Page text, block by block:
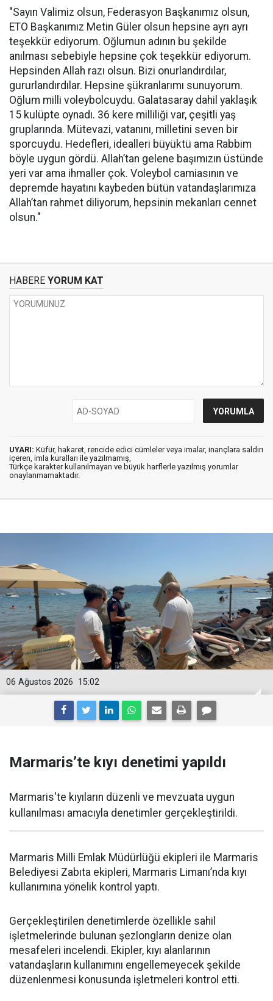
"Sayın Valimiz olsun, Federasyon Başkanımız olsun,
ETO Başkanımız Metin Güler olsun hepsine ayrı ayrı
teşekkür ediyorum. Oğlumun adının bu şekilde
anılması sebebiyle hepsine çok teşekkür ediyorum.
Hepsinden Allah razı olsun. Bizi onurlandırdılar,
gururlandırdılar. Hepsine şükranlarımı sunuyorum.
Oğlum milli voleybolcuydu. Galatasaray dahil yaklaşık
15 kulüpte oynadı. 36 kere milliliği var, çeşitli yaş
gruplarında. Mütevazi, vatanını, milletini seven bir
sporcuydu. Hedefleri, idealleri büyüktü ama Rabbim
böyle uygun gördü. Allah’tan gelene başımızın üstünde
yeri var ama ihmaller çok. Voleybol camiasının ve
depremde hayatını kaybeden bütün vatandaşlarımıza
Allah’tan rahmet diliyorum, hepsinin mekanları cennet
olsun."
HABERE YORUM KAT
UYARI: Küfür, hakaret, rencide edici cümleler veya imalar, inançlara saldırı
içeren, imla kuralları ile yazılmamış,
Türkçe karakter kullanılmayan ve büyük harflerle yazılmış yorumlar
onaylanmamaktadır.
15:02
06 Ağustos 2026
Marmaris’te kıyı denetimi yapıldı
Marmaris'te kıyıların düzenli ve mevzuata uygun
kullanılması amacıyla denetimler gerçekleştirildi.
Marmaris Milli Emlak Müdürlüğü ekipleri ile Marmaris
Belediyesi Zabıta ekipleri, Marmaris Limanı’nda kıyı
kullanımına yönelik kontrol yaptı.
Gerçekleştirilen denetimlerde özellikle sahil
işletmelerinde bulunan şezlongların denize olan
mesafeleri incelendi. Ekipler, kıyı alanlarının
vatandaşların kullanımını engellemeyecek şekilde
düzenlenmesi konusunda işletmeleri kontrol etti.